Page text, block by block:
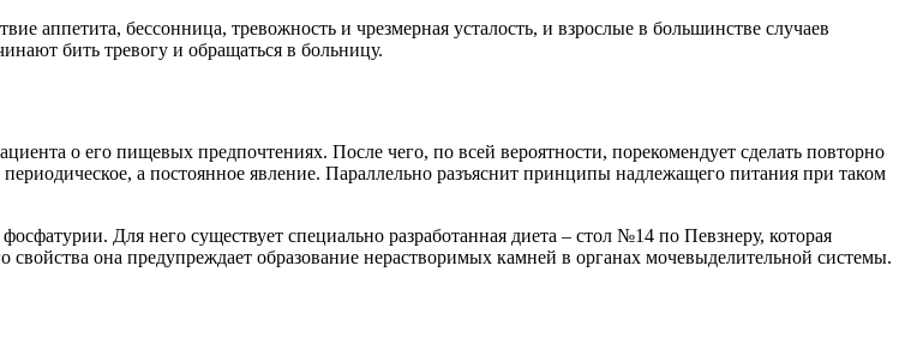
аппетита, бессонница, тревожность и чрезмерная усталость, и взрослые в большинстве случаев
бить тревогу и обращаться в больницу.
о его пищевых предпочтениях. После чего, по всей вероятности, порекомендует сделать повторно
а постоянное явление. Параллельно разъяснит принципы надлежащего питания при таком
Для него существует специально разработанная диета – стол №14 по Певзнеру, которая
она предупреждает образование нерастворимых камней в органах мочевыделительной системы.